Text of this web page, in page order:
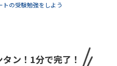
トの受験勉強をしよう
ン！1分で完了！